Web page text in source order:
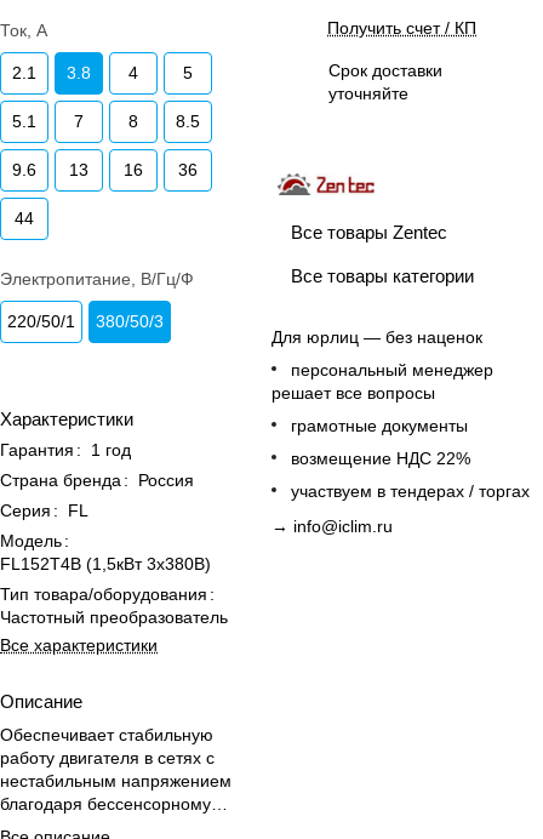
Ток, А
2.1 3.8 4 5
5.1 7 8 8.5
9.6 13 16 36
44
Электропитание, В/Гц/Ф
220/50/1 380/50/3
Характеристики
Гарантия :
1 год
Страна бренда :
Россия
Серия :
FL
Модель:
FL152T4B (1,5кВт 3х380В)
Тип товара/оборудования :
Частотный преобразователь
Все характеристики
Описание
Обеспечивает стабильную
работу двигателя в сетях с
нестабильным напряжением
благодаря бессенсорному
управлению и расширенным
Получить счет / КП
Срок доставки
уточняйте
Все товары Zentec
Все товары категории
Для юрлиц — без наценок
персональный менеджер
решает все вопросы
грамотные документы
возмещение НДС 22%
участвуем в тендерах / торгах
→ info@iclim.ru